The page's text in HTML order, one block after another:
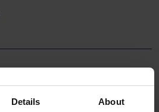
Details About